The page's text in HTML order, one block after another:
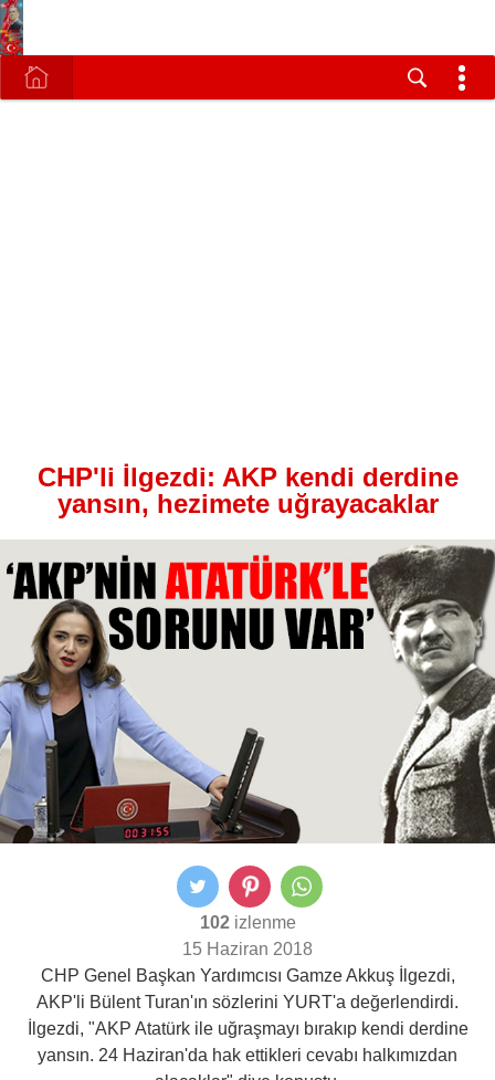
CHP'li İlgezdi: AKP kendi derdine
yansın, hezimete uğrayacaklar
102izlenme
15 Haziran 2018
CHP Genel Başkan Yardımcısı Gamze Akkuş İlgezdi,
AKP'li Bülent Turan'ın sözlerini YURT'a değerlendirdi.
İlgezdi, "AKP Atatürk ile uğraşmayı bırakıp kendi derdine
yansın. 24 Haziran'da hak ettikleri cevabı halkımızdan